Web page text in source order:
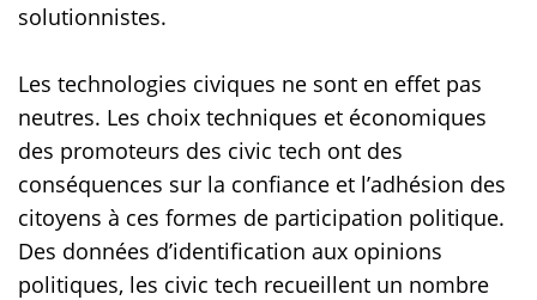
solutionnistes.
Les technologies civiques ne sont en effet pas
neutres. Les choix techniques et économiques
des promoteurs des civic tech ont des
conséquences sur la confiance et l’adhésion des
citoyens à ces formes de participation politique.
Des données d’identification aux opinions
politiques, les civic tech recueillent un nombre